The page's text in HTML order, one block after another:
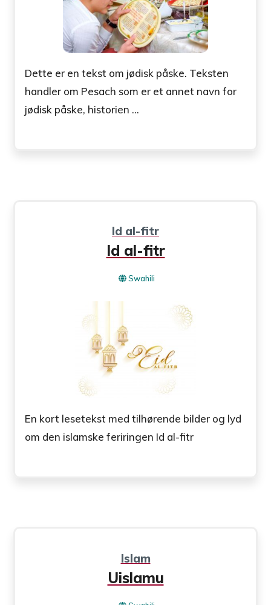
Dette er en tekst om jødisk påske. Teksten
handler om Pesach som er et annet navn for
jødisk påske, historien ...
Id al-fitr
Id al-fitr
Swahili
En kort lesetekst med tilhørende bilder og lyd
om den islamske feriringen Id al-fitr
Islam
Uislamu